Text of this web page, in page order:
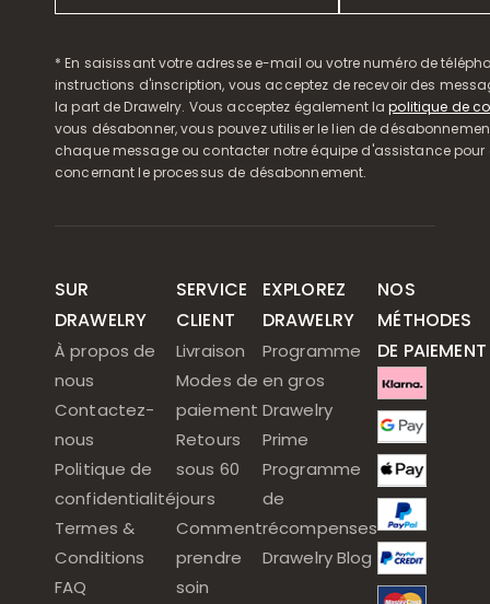
* En saisissant votre adresse e-mail ou votre numéro de
instructions d'inscription, vous acceptez de recevoir des
la part de Drawelry. Vous acceptez également lapolitique de
vous désabonner, vous pouvez utiliser le lien de
chaque message ou contacter notre équipe d'assistance pour
concernant le processus de désabonnement.
SUR
DRAWELRY
À propos de
nous
Contactez-
nous
Politique de
confidentialité
Termes &
Conditions
FAQ
SERVICE
CLIENT
Livraison
Modes de
paiement
Retours
sous 60
jours
Comment
prendre
soin
EXPLOREZ
DRAWELRY
Programme
en gros
Drawelry
Prime
Programme
de
récompenses
Drawelry Blog
NOS
MÉTHODES
DE PAIEMENT